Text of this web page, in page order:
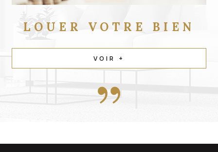
LOUER VOTRE BIEN
VOIR +